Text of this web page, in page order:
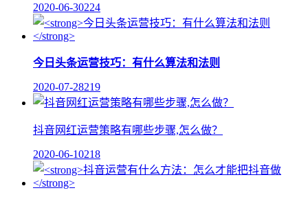
2020-06-30224
今日头条运营技巧：有什么算法和法则
2020-07-28219
抖音网红运营策略有哪些步骤,怎么做？
2020-06-10218